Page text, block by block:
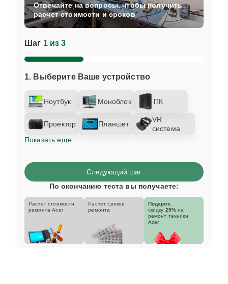
Шаг 1 из 3
1. Выберите Ваше устройство
Ноутбук Моноблок ПК
Проектор Планшет
VR
система
Показать еще
Отвечайте на вопросы, чтобы получить
расчет стоимости и сроков
Следующий шаг
По окончанию теста вы получаете:
Расчет стоимости
ремонта Acer
Расчет сроков
ремонта
Подарок:
скидку 25% на
ремонт техники
Acer